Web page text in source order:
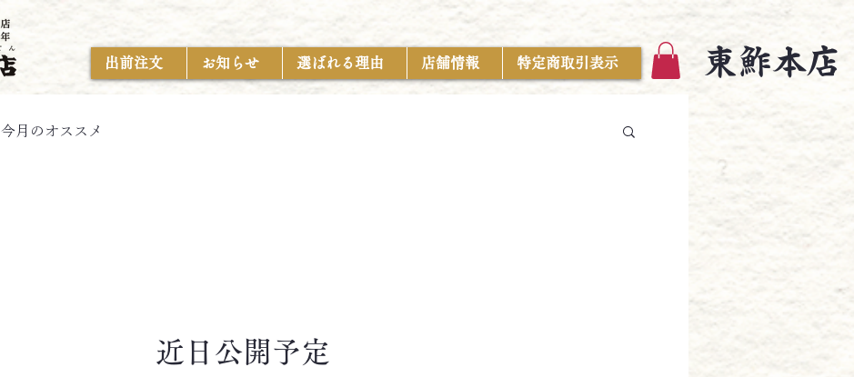
出前注文 お知らせ 選ばれる理由 店舗情報 特定商取引表示 東鮓本店
今月のオススメ
近日公開予定